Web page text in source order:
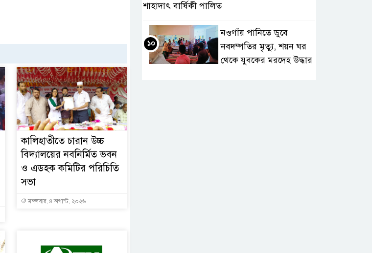
কালিহাতীতে চারান উচ্চ
বিদ্যালয়ের নবনির্মিত ভবন
ও এডহক কমিটির পরিচিতি
সভা
মঙ্গলবার, ৪ অগাস্ট, ২০২৬
শাহাদাৎ বার্ষিকী পালিত
নওগাঁয় পানিতে ডুবে
নবদম্পতির মৃত্যু, শয়ন ঘর
থেকে যুবকের মরদেহ উদ্ধার
১০